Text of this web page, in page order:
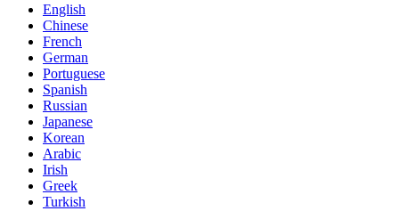
English
Chinese
French
German
Portuguese
Spanish
Russian
Japanese
Korean
Arabic
Irish
Greek
Turkish